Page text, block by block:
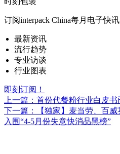
订阅interpack China每月电子快
最新资讯
流行趋势
专业访谈
行业图表
即刻订阅！
上一篇：首份代餐粉行业白皮
下一篇：【独家】麦当劳、百
入围“4-5月份失意快消品黑榜”